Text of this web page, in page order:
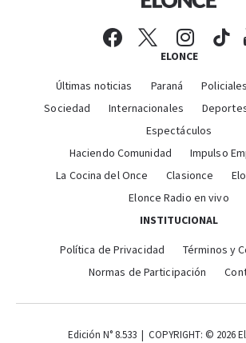
ELONCE
Últimas noticias Paraná Policiales
Sociedad
Internacionales
Espectáculos
Haciendo Comunidad
Impulso
La Cocina del Once
Clasionce
Elonce Radio en vivo
INSTITUCIONAL
Política de Privacidad
Términos y
Normas de Participación
Edición N° 8.533 | COPYRIGHT: © 2026